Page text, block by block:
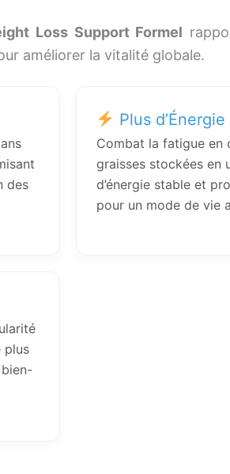
Loss Support Formel
améliorer la vitalité globale.
des
Plus d’Énergie
Combat la fatigue en
graisses stockées en
d’énergie stable et
pour un mode de vie
plus